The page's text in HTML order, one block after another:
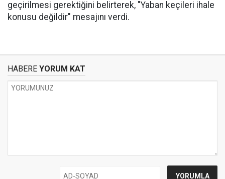
geçirilmesi gerektiğini belirterek, "Yaban keçileri ihale
konusu değildir" mesajını verdi.
HABERE YORUM KAT